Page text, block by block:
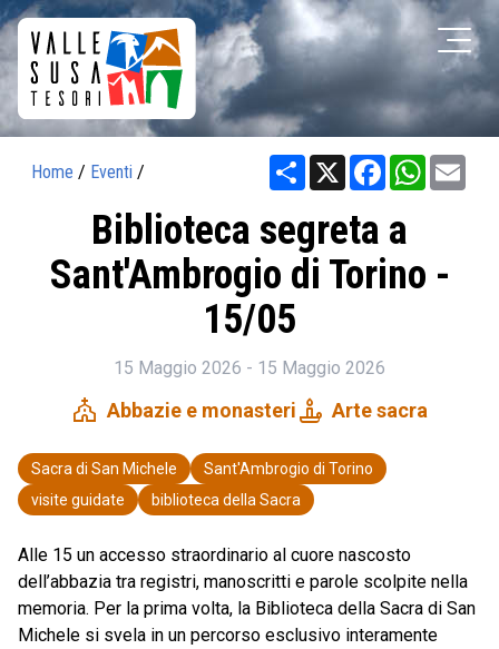
Home / Eventi / Share X Facebook
Biblioteca segreta a
Sant'Ambrogio di Torino -
15/05
15 Maggio 2026 - 15 Maggio 2026
church Abbazie e monastericandle Arte sacra
Sacra di San Michele
Sant'Ambrogio di Torino
visite guidate
biblioteca della Sacra
Alle 15 un accesso straordinario al cuore nascosto
dell’abbazia tra registri, manoscritti e parole scolpite nella
memoria. Per la prima volta, la Biblioteca della Sacra di San
Michele si svela in un percorso esclusivo interamente